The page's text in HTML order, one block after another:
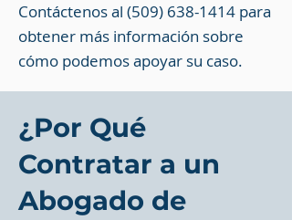
Contáctenos al (509) 638-1414 para
obtener más información sobre
cómo podemos apoyar su caso.
¿Por Qué
Contratar a un
Abogado de